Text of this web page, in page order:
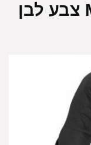
24×52 ס”מ My Panda צבע לבן